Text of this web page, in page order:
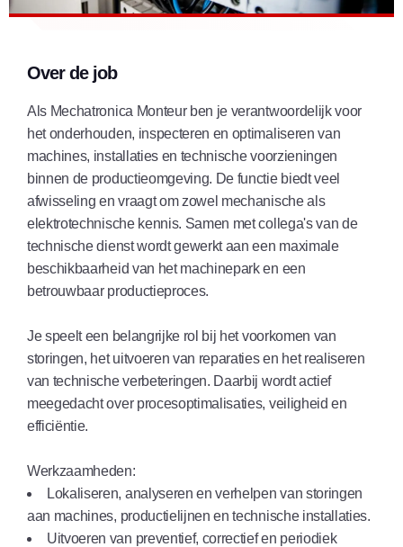
Over de job
Als Mechatronica Monteur ben je verantwoordelijk voor
het onderhouden, inspecteren en optimaliseren van
machines, installaties en technische voorzieningen
binnen de productieomgeving. De functie biedt veel
afwisseling en vraagt om zowel mechanische als
elektrotechnische kennis. Samen met collega's van de
technische dienst wordt gewerkt aan een maximale
beschikbaarheid van het machinepark en een
betrouwbaar productieproces.
Je speelt een belangrijke rol bij het voorkomen van
storingen, het uitvoeren van reparaties en het realiseren
van technische verbeteringen. Daarbij wordt actief
meegedacht over procesoptimalisaties, veiligheid en
efficiëntie.
Werkzaamheden:
Lokaliseren, analyseren en verhelpen van storingen
aan machines, productielijnen en technische installaties.
Uitvoeren van preventief, correctief en periodiek